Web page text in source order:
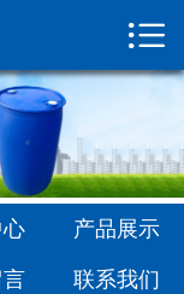
于我们
闻中心
品展示
产车间

产品展示
联系我们